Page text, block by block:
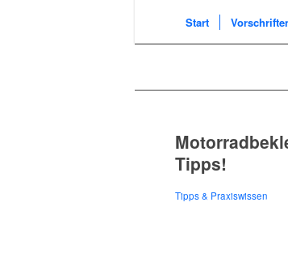
Start
Tipps!
Tipps & Praxiswissen